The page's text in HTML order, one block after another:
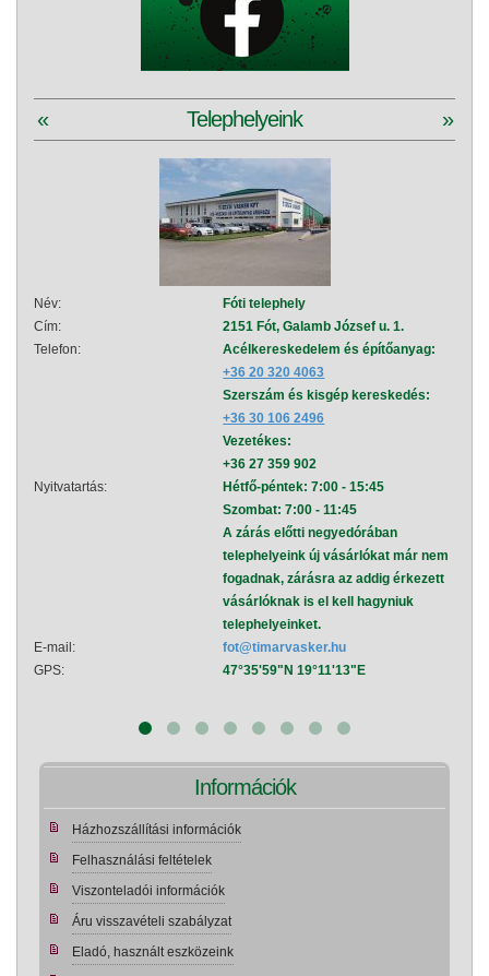
Telephelyeink
« »
Név:
Fóti telephely
Cím:
2151 Fót, Galamb József u. 1.
Telefon:
Acélkereskedelem és építőanyag:
+36 20 320 4063
Szerszám és kisgép kereskedés:
+36 30 106 2496
Vezetékes:
+36 27 359 902
Nyitvatartás:
Hétfő-péntek: 7:00 - 15:45
Szombat: 7:00 - 11:45
A zárás előtti negyedórában
telephelyeink új vásárlókat már nem
fogadnak, zárásra az addig érkezett
vásárlóknak is el kell hagyniuk
telephelyeinket.
E-mail:
fot@timarvasker.hu
GPS:
47°35'59"N 19°11'13"E
Információk
Házhozszállítási információk
Felhasználási feltételek
Viszonteladói információk
Áru visszavételi szabályzat
Eladó, használt eszközeink